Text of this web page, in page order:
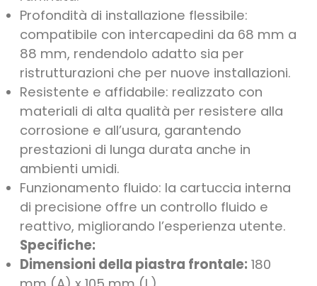
Profondità di installazione flessibile:
compatibile con intercapedini da 68 mm a
88 mm, rendendolo adatto sia per
ristrutturazioni che per nuove installazioni.
Resistente e affidabile: realizzato con
materiali di alta qualità per resistere alla
corrosione e all’usura, garantendo
prestazioni di lunga durata anche in
ambienti umidi.
Funzionamento fluido: la cartuccia interna
di precisione offre un controllo fluido e
reattivo, migliorando l’esperienza utente.
Specifiche:
Dimensioni della piastra frontale: 180